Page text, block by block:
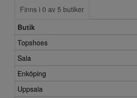
Finns i 0 av 5 butiker
Butik
Topshoes
Sala
Enköping
Uppsala